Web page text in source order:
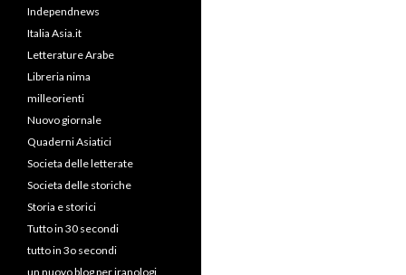
Independnews
Italia Asia.it
Letterature Arabe
Libreria nima
milleorienti
Nuovo giornale
Quaderni Asiatici
Societa delle letterate
Societa delle storiche
Storia e storici
Tutto in 30 secondi
tutto in 3o secondi
un nuovo blog per iranologi